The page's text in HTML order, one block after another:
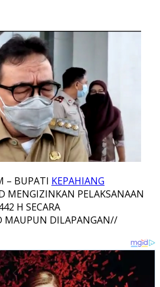
– BUPATI KEPAHIANG
MENGIZINKAN PELAKSANAAN
H SECARA
MAUPUN DILAPANGAN//